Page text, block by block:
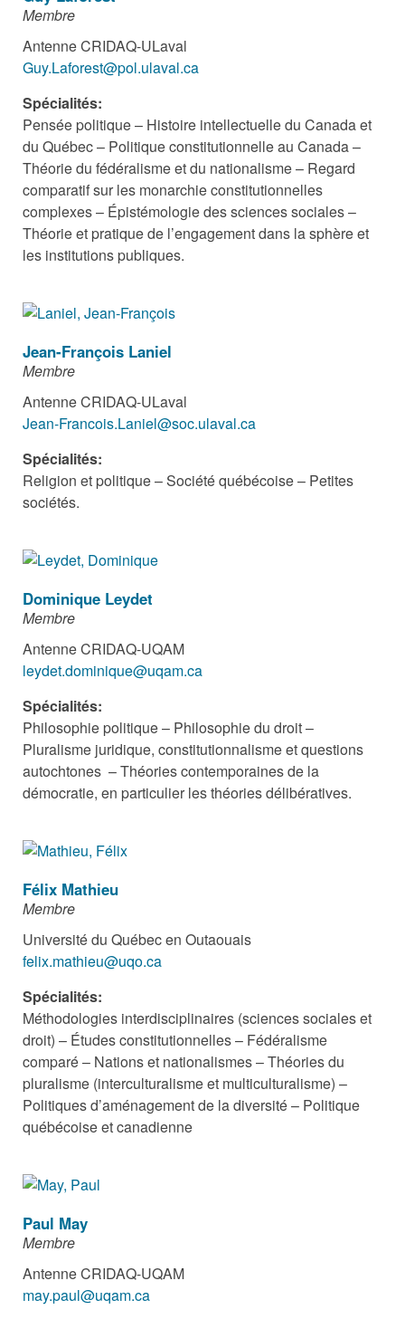
Membre
Antenne CRIDAQ-ULaval
Guy.Laforest@pol.ulaval.ca
Spécialités:
Pensée politique – Histoire intellectuelle du Canada et
du Québec – Politique constitutionnelle au Canada –
Théorie du fédéralisme et du nationalisme – Regard
comparatif sur les monarchie constitutionnelles
complexes – Épistémologie des sciences sociales –
Théorie et pratique de l’engagement dans la sphère et
les institutions publiques.
Jean-François Laniel
Membre
Antenne CRIDAQ-ULaval
Jean-Francois.Laniel@soc.ulaval.ca
Spécialités:
Religion et politique – Société québécoise – Petites
sociétés.
Dominique Leydet
Membre
Antenne CRIDAQ-UQAM
leydet.dominique@uqam.ca
Spécialités:
Philosophie politique – Philosophie du droit –
Pluralisme juridique, constitutionnalisme et questions
autochtones – Théories contemporaines de la
démocratie, en particulier les théories délibératives.
Félix Mathieu
Membre
Université du Québec en Outaouais
felix.mathieu@uqo.ca
Spécialités:
Méthodologies interdisciplinaires (sciences sociales et
droit) – Études constitutionnelles – Fédéralisme
comparé – Nations et nationalismes – Théories du
pluralisme (interculturalisme et multiculturalisme) –
Politiques d’aménagement de la diversité – Politique
québécoise et canadienne
Paul May
Membre
Antenne CRIDAQ-UQAM
may.paul@uqam.ca